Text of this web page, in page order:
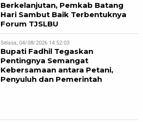
Berkelanjutan, Pemkab Batang
Hari Sambut Baik Terbentuknya
Forum TJSLBU
Selasa, 04/08/2026 14:52:03
Bupati Fadhil Tegaskan
Pentingnya Semangat
Kebersamaan antara Petani,
Penyuluh dan Pemerintah